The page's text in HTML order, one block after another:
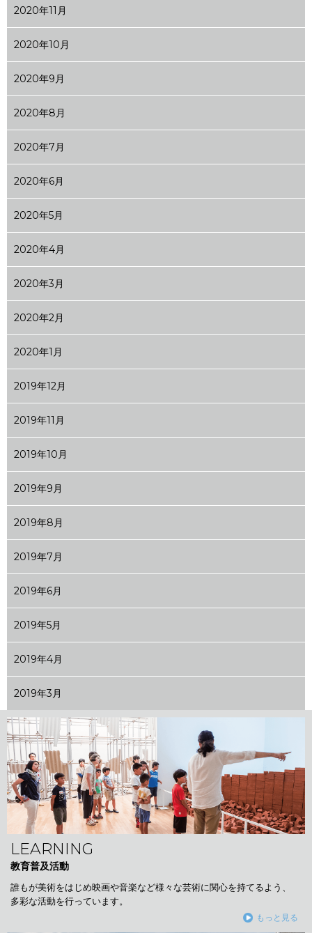
2020年11月
2020年10月
2020年9月
2020年8月
2020年7月
2020年6月
2020年5月
2020年4月
2020年3月
2020年2月
2020年1月
2019年12月
2019年11月
2019年10月
2019年9月
2019年8月
2019年7月
2019年6月
2019年5月
2019年4月
2019年3月
LEARNING
教育普及活動
誰もが美術をはじめ映画や音楽など様々な芸術に関心を持てるよう、
多彩な活動を行っています。
もっと見る